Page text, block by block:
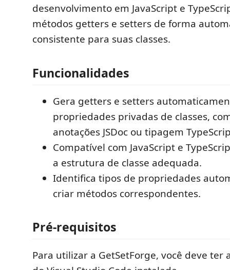
desenvolvimento em JavaScript e
métodos getters e setters de forma
consistente para suas classes.
Funcionalidades
Gera getters e setters
propriedades privadas de classes,
anotações JSDoc ou tipagem
Compatível com JavaScript e
a estrutura de classe adequada.
Identifica tipos de propriedades
criar métodos correspondentes.
Pré-requisitos
Para utilizar a GetSetForge, você deve ter